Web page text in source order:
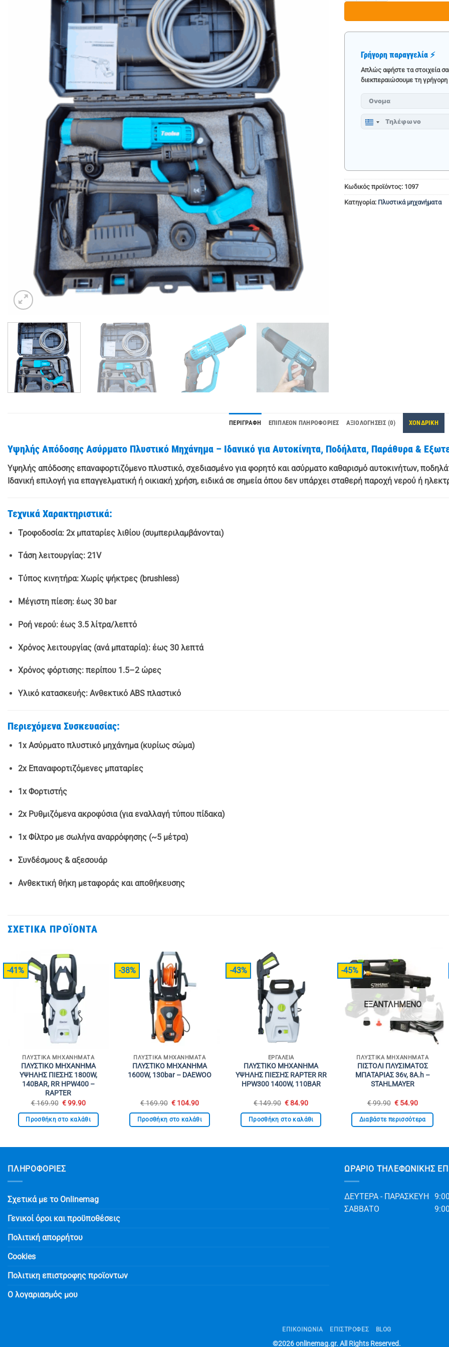
Γρήγορη παραγγελία ⚡
Απλώς αφήστε τα στοιχεία
διεκπεραιώσουμε τη
Greece
Κωδικός προϊόντος: 1097
Κατηγορία: Πλυστικά μηχανήματα
ΠΕΡΙΓΡΑΦΉ ΕΠΙΠΛΈΟΝ ΠΛΗΡΟΦΟΡΊΕΣ ΑΞΙΟΛΟΓΉΣΕΙΣ (0) ΧΟΝΔΡΙΚΗ
Υψηλής Απόδοσης Ασύρματο Πλυστικό Μηχάνημα – Ιδανικό για Αυτοκίνητα, Ποδήλατα, Παράθυρα &
Υψηλής απόδοσης επαναφορτιζόμενο πλυστικό, σχεδιασμένο για φορητό και ασύρματο καθαρισμό αυτοκινήτων,
Ιδανική επιλογή για επαγγελματική ή οικιακή χρήση, ειδικά σε σημεία όπου δεν υπάρχει σταθερή παροχή νερού ή
Τεχνικά Χαρακτηριστικά:
Τροφοδοσία: 2x μπαταρίες λιθίου (συμπεριλαμβάνονται)
Τάση λειτουργίας: 21V
Τύπος κινητήρα: Χωρίς ψήκτρες (brushless)
Μέγιστη πίεση: έως 30 bar
Ροή νερού: έως 3.5 λίτρα/λεπτό
Χρόνος λειτουργίας (ανά μπαταρία): έως 30 λεπτά
Χρόνος φόρτισης: περίπου 1.5–2 ώρες
Υλικό κατασκευής: Ανθεκτικό ABS πλαστικό
Περιεχόμενα Συσκευασίας:
1x Ασύρματο πλυστικό μηχάνημα (κυρίως σώμα)
2x Επαναφορτιζόμενες μπαταρίες
1x Φορτιστής
2x Ρυθμιζόμενα ακροφύσια (για εναλλαγή τύπου πίδακα)
1x Φίλτρο με σωλήνα αναρρόφησης (~5 μέτρα)
Συνδέσμους & αξεσουάρ
Ανθεκτική θήκη μεταφοράς και αποθήκευσης
ΣΧΕΤΙΚΆ ΠΡΟΪΌΝΤΑ
-41%
ΠΛΥΣΤΙΚΆ ΜΗΧΑΝΉΜΑΤΑ
ΠΛΥΣΤΙΚΟ ΜΗΧΑΝΗΜΑ
ΥΨΗΛΗΣ ΠΙΕΣΗΣ 1800W,
140BAR, RR HPW400 –
RAPTER
€169.90 Original
was:
€ 169.90.
€99.90Η
τιμή
είναι:
Προσθήκη στο καλάθι
-38%
ΠΛΥΣΤΙΚΆ ΜΗΧΑΝΉΜΑΤΑ
ΠΛΥΣΤΙΚΟ ΜΗΧΑΝΗΜΑ
1600W, 130bar – DAEWOO
€169.90 Original
was:
€ 169.90.
€ 104.90Η
τιμή
είναι:
Προσθήκη στο καλάθι
-43%
ΕΡΓΑΛΕΊΑ
ΠΛΥΣΤΙΚΟ ΜΗΧΑΝΗΜΑ
ΥΨΗΛΗΣ ΠΙΕΣΗΣ RAPTER RR
HPW300 1400W, 110BAR
€149.90 Original
was:
€ 149.90.
€84.90Η
τιμή
είναι:
Προσθήκη στο καλάθι
-45%
ΕΞΑΝΤΛΗΜΈΝΟ
ΠΛΥΣΤΙΚΆ ΜΗΧΑΝΉΜΑΤΑ
ΠΙΣΤΟΛΙ ΠΛΥΣΙΜΑΤΟΣ
ΜΠΑΤΑΡΙΑΣ 36v, 8A.h –
STAHLMAYER
€99.90 Original
was:
€ 99.90.
€54.90Η
τιμή
είναι:
Διαβάστε περισσότερα
ΠΛΗΡΟΦΟΡΙΕΣ
Σχετικά με το Onlinemag
Γενικοί όροι και προϋποθέσεις
Πολιτική απορρήτου
Cookies
Πολιτικη επιστροφης προϊοντων
Ο λογαριασμός μου
ΩΡΆΡΙΟ ΤΗΛΕΦΩΝΙΚΉΣ
ΔΕΥΤΕΡΑ - ΠΑΡΑΣΚΕΥΗ
ΣΑΒΒΑΤΟ
ΕΠΙΚΟΙΝΩΝΊΑ ΕΠΙΣΤΡΟΦΕΣ BLOG
©2026onlinemag.gr. All Rights Reserved.